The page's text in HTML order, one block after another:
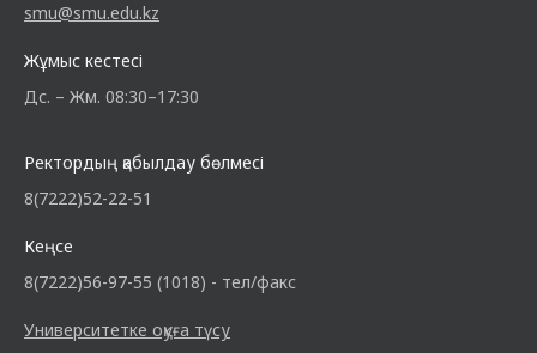
smu@smu.edu.kz
Жұмыс кестесі
Дс. – Жм. 08:30–17:30
Ректордың қабылдау бөлмесі
8(7222)52-22-51
Кеңсе
8(7222)56-97-55 (1018) - тел/факс
Университетке оқуға түсу